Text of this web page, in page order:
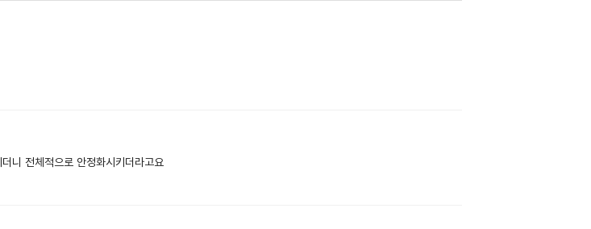
니 전체적으로 안정화시키더라고요